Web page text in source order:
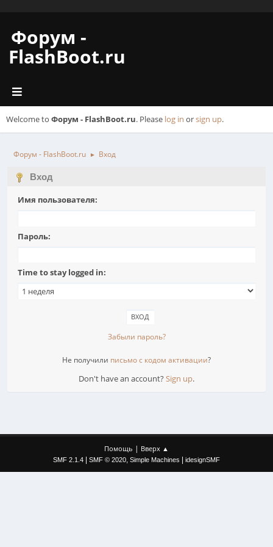
Форум -
FlashBoot.ru
Welcome to Форум - FlashBoot.ru. Please log in orsign up.
Форум - FlashBoot.ru ► Вход
Вход
Имя пользователя:
Пароль:
Time to stay logged in:
Забыли пароль?
Не получили письмо с кодом активации?
Don't have an account? Sign up.
Помощь | Вверх ▲
SMF 2.1.4 SMF © 2020, Simple Machines idesignSMF